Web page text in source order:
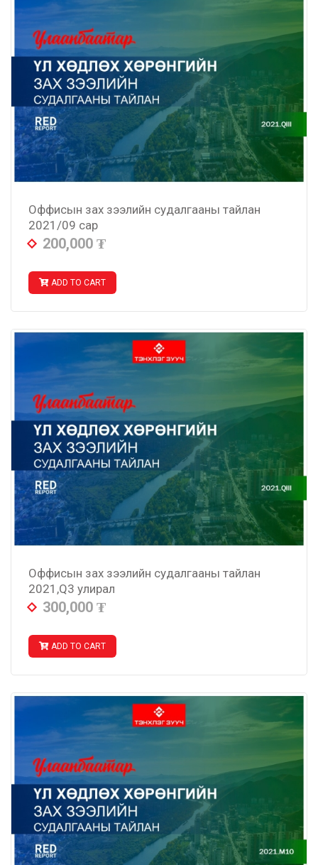
Оффисын зах зээлийн судалгааны тайлан
2021/09 сар
200,000 ₮
ADD TO CART
Оффисын зах зээлийн судалгааны тайлан
2021,Q3 улирал
300,000 ₮
ADD TO CART